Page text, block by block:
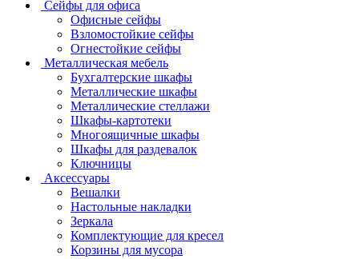
Сейфы для офиса
Офисные сейфы
Взломостойкие сейфы
Огнестойкие сейфы
Металлическая мебель
Бухгалтерские шкафы
Металлические шкафы
Металлические стеллажи
Шкафы-картотеки
Многоящичные шкафы
Шкафы для раздевалок
Ключницы
Аксессуары
Вешалки
Настольные накладки
Зеркала
Комплектующие для кресел
Корзины для мусора